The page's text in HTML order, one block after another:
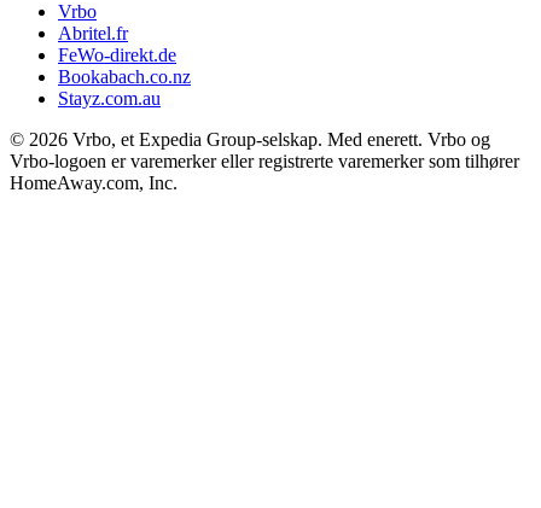
Vrbo
Abritel.fr
FeWo-direkt.de
Bookabach.co.nz
Stayz.com.au
© 2026 Vrbo, et Expedia Group-selskap. Med enerett. Vrbo og
Vrbo-logoen er varemerker eller registrerte varemerker som tilhører
HomeAway.com, Inc.